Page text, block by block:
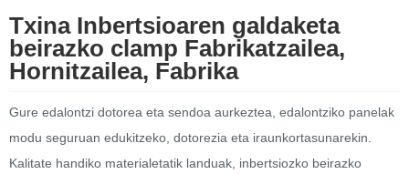
Txina Inbertsioaren galdaketa
beirazko clamp Fabrikatzailea,
Hornitzailea, Fabrika
Gure edalontzi dotorea eta sendoa aurkeztea, edalontziko panelak
modu seguruan edukitzeko, dotorezia eta iraunkortasunarekin.
Kalitate handiko materialetatik landuak, inbertsiozko beirazko